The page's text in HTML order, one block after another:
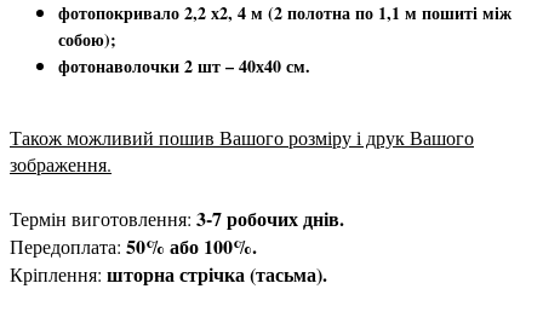
фотопокривало 2,2 х2, 4 м (2 полотна по 1,1 м пошиті між
собою);
фотонаволочки 2 шт – 40х40 см.
Також можливий пошив Вашого розміру і друк Вашого
зображення.
Термін виготовлення: 3-7 робочих днів.
Передоплата: 50% або 100%.
Кріплення: шторна стрічка (тасьма).